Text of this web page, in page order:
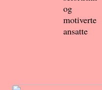
og
motiverte
ansatte